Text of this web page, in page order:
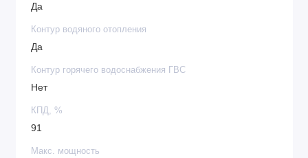
Да
Контур водяного отопления
Да
Контур горячего водоснабжения ГВС
Нет
КПД, %
91
Макс. мощность